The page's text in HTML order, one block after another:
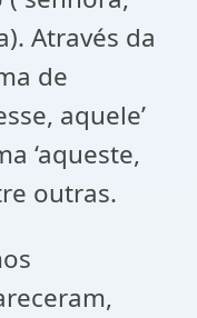
Através da
de
aquele’
‘aqueste,
outras.